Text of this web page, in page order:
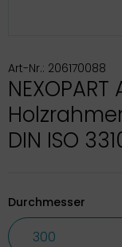
Art-Nr.: 206170088
DIN ISO
Durchmesser